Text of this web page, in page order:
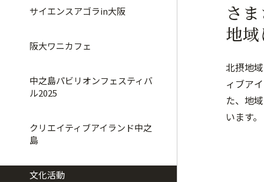
サイエンスアゴラin大阪
阪大ワニカフェ
中之島パビリオンフェスティバ
ル2025
クリエイティブアイランド中之
島
文化活動
さ
地
北摂地
ィブア
た、地
います。